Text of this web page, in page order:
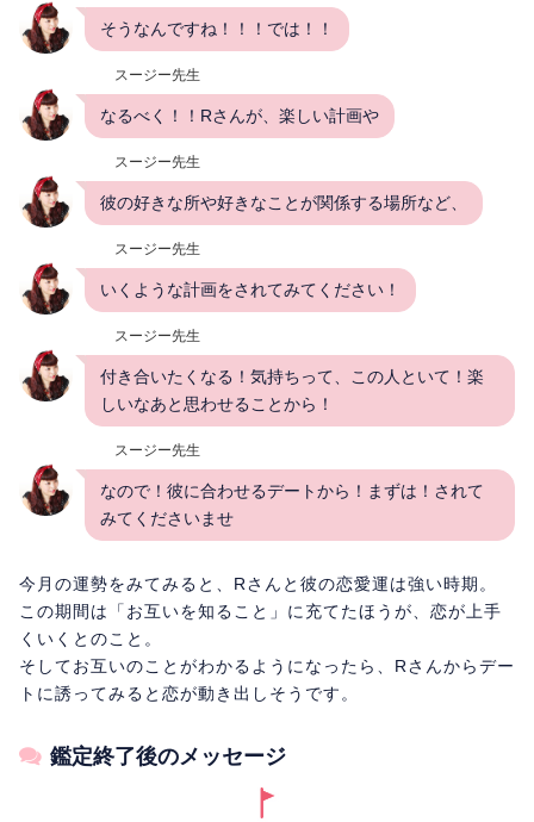
そうなんですね！！！では！！
スージー先生
なるべく！！Rさんが、楽しい計画や
スージー先生
彼の好きな所や好きなことが関係する場所など、
スージー先生
いくような計画をされてみてください！
スージー先生
付き合いたくなる！気持ちって、この人といて！楽
しいなあと思わせることから！
スージー先生
なので！彼に合わせるデートから！まずは！されて
みてくださいませ
今月の運勢をみてみると、Rさんと彼の恋愛運は強い時期。
この期間は「お互いを知ること」に充てたほうが、恋が上手
くいくとのこと。
そしてお互いのことがわかるようになったら、Rさんからデー
トに誘ってみると恋が動き出しそうです。
鑑定終了後のメッセージ